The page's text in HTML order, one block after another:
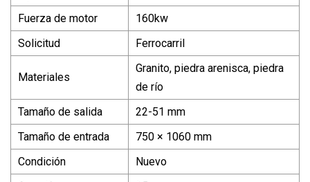
Fuerza de motor
160kw
Solicitud
Ferrocarril
Materiales
Granito, piedra arenisca, piedra
de río
Tamaño de salida
22-51 mm
Tamaño de entrada
750 × 1060 mm
Condición
Nuevo